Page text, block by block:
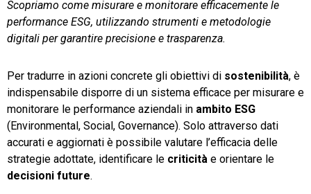
TeamSystem Store
Scopriamo come misurare e monitorare efficacemente le
performance ESG, utilizzando strumenti e metodologie
digitali per garantire precisione e trasparenza.
Per tradurre in azioni concrete gli obiettivi di sostenibilità, è
indispensabile disporre di un sistema efficace per misurare e
monitorare le performance aziendali in ambito ESG
(Environmental, Social, Governance). Solo attraverso dati
accurati e aggiornati è possibile valutare l’efficacia delle
strategie adottate, identificare le criticità e orientare le
decisioni future.